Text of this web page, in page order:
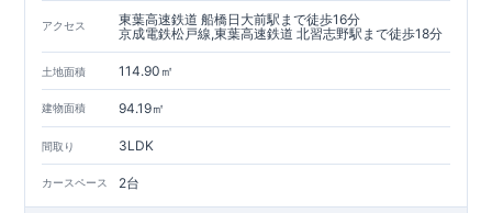
アクセス
東葉高速鉄道 船橋日大前駅まで徒歩16分
京成電鉄松戸線,東葉高速鉄道 北習志野駅まで徒歩18分
土地面積 114.90㎡
建物面積 94.19㎡
間取り 3LDK
カースペース 2台